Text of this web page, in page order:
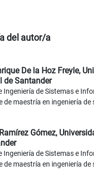
del autor/a
De la Hoz Freyle,
de Santander
Ingeniería de Sistemas e
de maestría en ingeniería de
Gómez,
Ingeniería de Sistemas e
de maestría en ingeniería de